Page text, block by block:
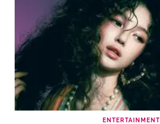
ENTERTAINMENT